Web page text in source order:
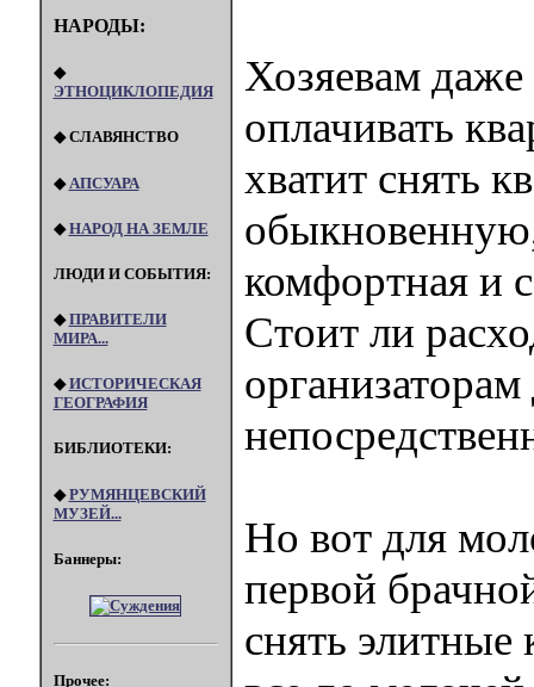
НАРОДЫ:
◆
ЭТНОЦИКЛОПЕДИЯ
◆ СЛАВЯНСТВО
◆ АПСУАРА
◆НАРОД НА ЗЕМЛЕ
ЛЮДИ И СОБЫТИЯ:
◆ПРАВИТЕЛИ
МИРА...
◆ИСТОРИЧЕСКАЯ
ГЕОГРАФИЯ
БИБЛИОТЕКИ:
◆РУМЯНЦЕВСКИЙ
МУЗЕЙ...
Баннеры:
Прочее:
Хозяевам
оплачивать
хватит снять
комфортная и
Стоит ли
Но вот для
первой
снять